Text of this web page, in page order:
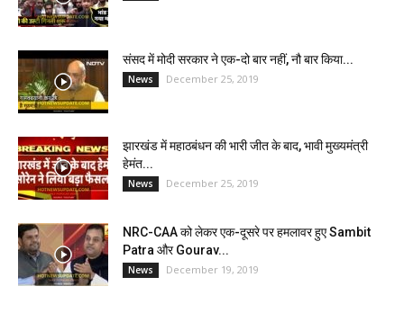
संसद में मोदी सरकार ने एक-दो बार नहीं, नौ बार किया...
News December 25, 2019
झारखंड में महाठबंधन की भारी जीत के बाद, भावी मुख्यमंत्री
हेमंत...
News December 25, 2019
NRC-CAA को लेकर एक-दूसरे पर हमलावर हुए Sambit
Patra और Gourav...
News December 19, 2019